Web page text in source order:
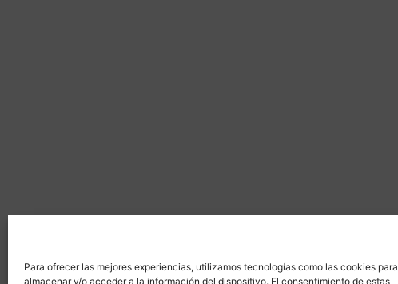
Para ofrecer las mejores experiencias, utilizamos tecnologías como las cookies para
almacenar y/o acceder a la información del dispositivo. El consentimiento de estas